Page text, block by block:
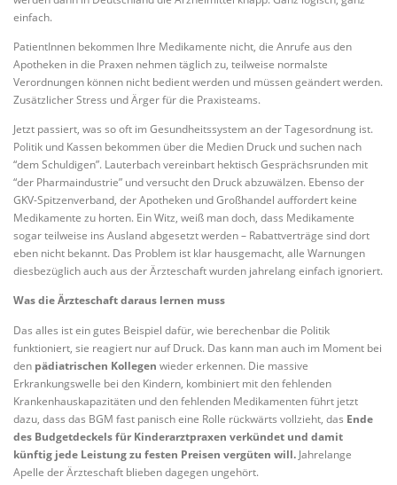
einfach.
PatientInnen bekommen Ihre Medikamente nicht, die Anrufe aus den
Apotheken in die Praxen nehmen täglich zu, teilweise normalste
Verordnungen können nicht bedient werden und müssen geändert werden.
Zusätzlicher Stress und Ärger für die Praxisteams.
Jetzt passiert, was so oft im Gesundheitssystem an der Tagesordnung ist.
Politik und Kassen bekommen über die Medien Druck und suchen nach
“dem Schuldigen”. Lauterbach vereinbart hektisch Gesprächsrunden mit
“der Pharmaindustrie” und versucht den Druck abzuwälzen. Ebenso der
GKV-Spitzenverband, der Apotheken und Großhandel auffordert keine
Medikamente zu horten. Ein Witz, weiß man doch, dass Medikamente
sogar teilweise ins Ausland abgesetzt werden – Rabattverträge sind dort
eben nicht bekannt. Das Problem ist klar hausgemacht, alle Warnungen
diesbezüglich auch aus der Ärzteschaft wurden jahrelang einfach ignoriert.
Was die Ärzteschaft daraus lernen muss
Das alles ist ein gutes Beispiel dafür, wie berechenbar die Politik
funktioniert, sie reagiert nur auf Druck. Das kann man auch im Moment bei
den pädiatrischen Kollegen wieder erkennen. Die massive
Erkrankungswelle bei den Kindern, kombiniert mit den fehlenden
Krankenhauskapazitäten und den fehlenden Medikamenten führt jetzt
dazu, dass das BGM fast panisch eine Rolle rückwärts vollzieht, das Ende
des Budgetdeckels für Kinderarztpraxen verkündet und damit
künftig jede Leistung zu festen Preisen vergüten will. Jahrelange
Apelle der Ärzteschaft blieben dagegen ungehört.